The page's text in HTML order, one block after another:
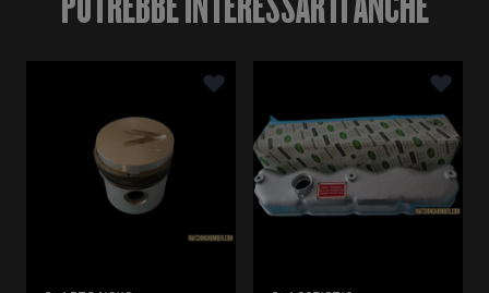
È possibile navigare tra gli elementi del carosello
Premere per saltare il carosello